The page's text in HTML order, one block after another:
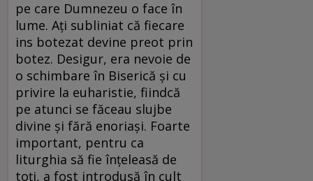
pe care Dumnezeu o face în
lume. Ați subliniat că fiecare
ins botezat devine preot prin
botez. Desigur, era nevoie de
o schimbare în Biserică și cu
privire la euharistie, fiindcă
pe atunci se făceau slujbe
divine și fără enoriași. Foarte
important, pentru ca
liturghia să fie înțeleasă de
toți, a fost introdusă în cult